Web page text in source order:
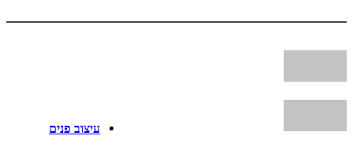
עיצוב פנים